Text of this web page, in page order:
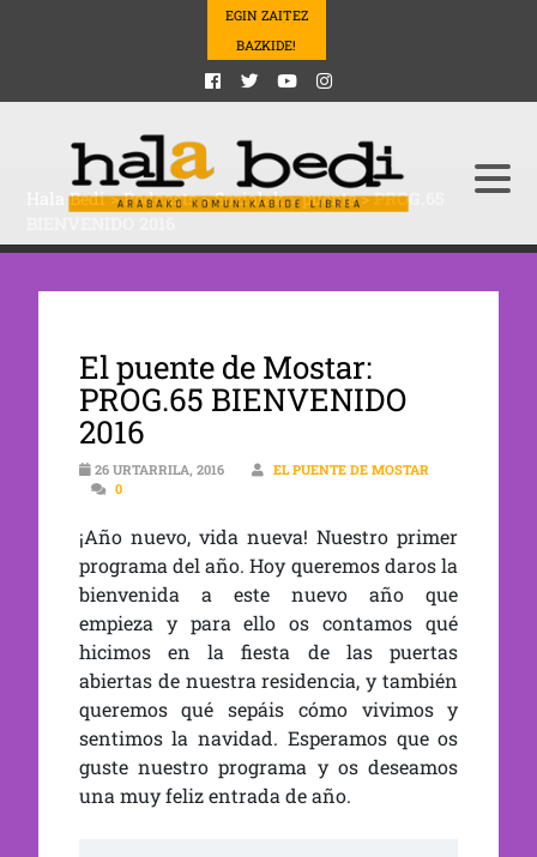
EGIN ZAITEZ
BAZKIDE!
Hala Bedi>Podcasts>Sozialak>puente>PROG.65
El puente de Mostar:
PROG.65 BIENVENIDO
2016
26 URTARRILA, 2016
EL PUENTE DE MOSTAR
0
¡Año nuevo, vida nueva! Nuestro primer
programa del año. Hoy queremos daros la
bienvenida a este nuevo año que
empieza y para ello os contamos qué
hicimos en la fiesta de las puertas
abiertas de nuestra residencia, y también
queremos qué sepáis cómo vivimos y
sentimos la navidad. Esperamos que os
guste nuestro programa y os deseamos
una muy feliz entrada de año.